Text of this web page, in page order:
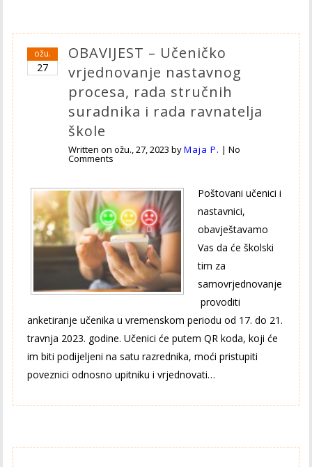
ožu.
27
OBAVIJEST – Učeničko
vrjednovanje nastavnog
procesa, rada stručnih
suradnika i rada ravnatelja
škole
Written onožu., 27, 2023 byMaja P. |No
Comments
Poštovani učenici i
nastavnici,
obavještavamo
Vas da će školski
tim za
samovrjednovanje
provoditi
anketiranje učenika u vremenskom periodu od 17. do 21.
travnja 2023. godine. Učenici će putem QR koda, koji će
im biti podijeljeni na satu razrednika, moći pristupiti
poveznici odnosno upitniku i vrjednovati…